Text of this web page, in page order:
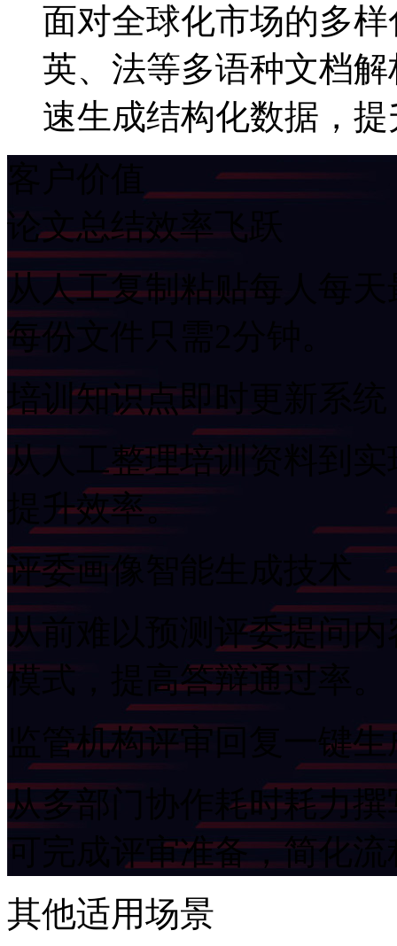
面对全球化市场的多样化
英、法等多语种文档
速生成结构化数据，
论文总结效率飞跃
从人工复制粘贴每人每天
每份文件只需2分钟。
培训知识点即时更新系统
从人工整理培训资料到实
提升效率。
评委画像智能生成技术
从前难以预测评委提问内
模式，提高答辩通过率。
监管机构评审回复一键生
从多部门协作耗时耗力撰
可完成评审准备，简化
其他适用场景